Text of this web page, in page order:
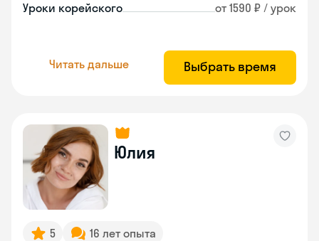
Уроки корейского от 1590 ₽ / урок
Читать дальше Выбрать время
Юлия
5 16 лет опыта